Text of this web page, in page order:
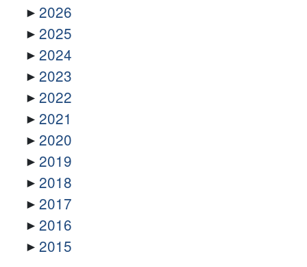
2026
2025
2024
2023
2022
2021
2020
2019
2018
2017
2016
2015